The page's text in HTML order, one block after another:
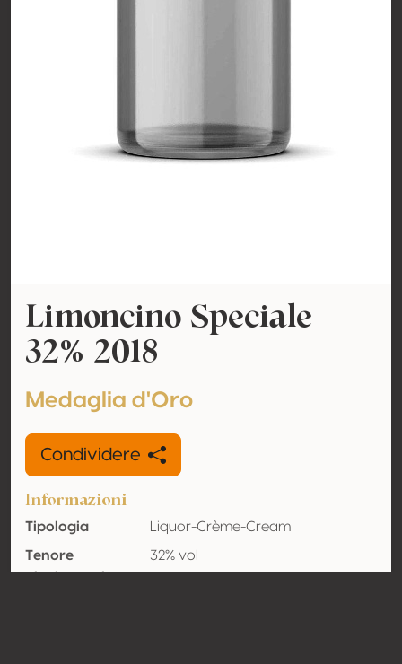
Limoncino Speciale
32% 2018
Medaglia d'Oro
Condividere
Informazioni
Tipologia
Liquor-Crème-Cream
Tenore
alcolometrico
32% vol